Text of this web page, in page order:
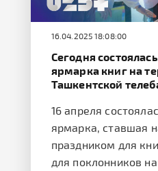
16.04.2025 18:08:00
Сегодня
ярмарка книг на
Ташкентской
16 апреля
ярмарка, ставшая
праздником для
для поклонников